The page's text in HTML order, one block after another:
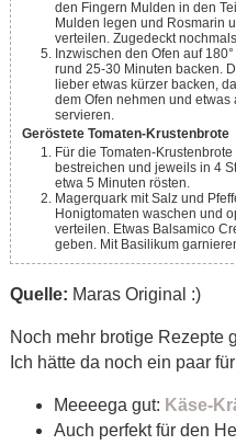
den Fingern Mulden in den
Mulden legen und Rosmarin
verteilen. Zugedeckt
rund 25-30 Minuten backen.
lieber etwas kürzer backen,
dem Ofen nehmen und
servieren.
Geröstete Tomaten-Krustenbrote
Für die Tomaten-Krustenbrote die Brotscheiben dünn mit Olivenöl
bestreichen und jeweils in 4
etwa 5 Minuten rösten.
Magerquark mit Salz und Pfeffer würzen. Auf den Broten verteilen.
Honigtomaten waschen und
verteilen. Etwas Balsamico
geben. Mit Basilikum
Quelle: Maras Original :)
Noch mehr brotige Rezepte
Ich hätte da noch ein paar
Meeeega gut: Käse-
Auch perfekt für den